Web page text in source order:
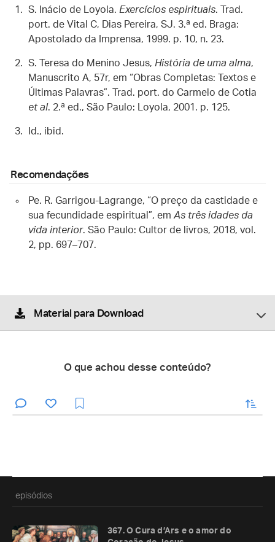
S. Inácio de Loyola. Exercícios espirituais. Trad.
port. de Vital C, Dias Pereira, SJ. 3.ª ed. Braga:
Apostolado da Imprensa, 1999. p. 10, n. 23.
S. Teresa do Menino Jesus, História de uma alma,
Manuscrito A, 57r, em “Obras Completas: Textos e
Últimas Palavras”. Trad. port. do Carmelo de Cotia
et al. 2.ª ed., São Paulo: Loyola, 2001. p. 125.
Id., ibid.
Recomendações
Pe. R. Garrigou-Lagrange, “O preço da castidade e
sua fecundidade espiritual”, em As três idades da
vida interior. São Paulo: Cultor de livros, 2018, vol.
2, pp. 697–707.
Material para Download
O que achou desse conteúdo?
enviar
episódios
367. O Cura d’Ars e o amor do